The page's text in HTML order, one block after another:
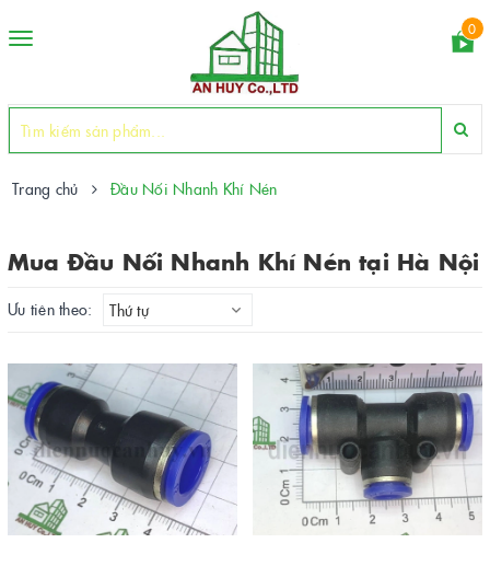
Toggle
0
Trang chủ Đầu Nối Nhanh Khí Nén
Mua Đầu Nối Nhanh Khí Nén tại Hà Nội
Ưu tiên theo: Thứ tự